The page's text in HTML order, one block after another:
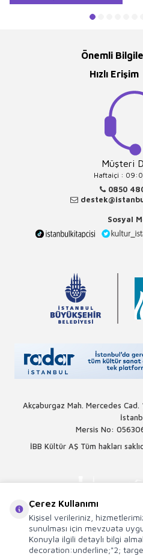
Önemli
Hızlı Erişim
Müşteri
Haftaiçi :
0850
Sosyal
Akçaburgaz Mah. Mercedes
Mersis No:
İBB Kültür AŞ Tüm hakları
Çerez Kullanımı
Kişisel verileriniz,
sunulması için mevzuata
Konuyla ilgili detaylı bilgi
decoration:underline;"2;